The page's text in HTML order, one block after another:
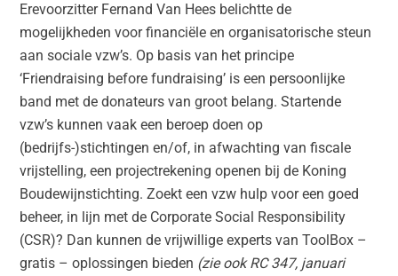
Erevoorzitter Fernand Van Hees belichtte de
mogelijkheden voor financiële en organisatorische steun
aan sociale vzw’s. Op basis van het principe
‘Friendraising before fundraising’ is een persoonlijke
band met de donateurs van groot belang. Startende
vzw’s kunnen vaak een beroep doen op
(bedrijfs-)stichtingen en/of, in afwachting van fiscale
vrijstelling, een projectrekening openen bij de Koning
Boudewijnstichting. Zoekt een vzw hulp voor een goed
beheer, in lijn met de Corporate Social Responsibility
(CSR)? Dan kunnen de vrijwillige experts van ToolBox –
gratis – oplossingen bieden (zie ook RC 347, januari